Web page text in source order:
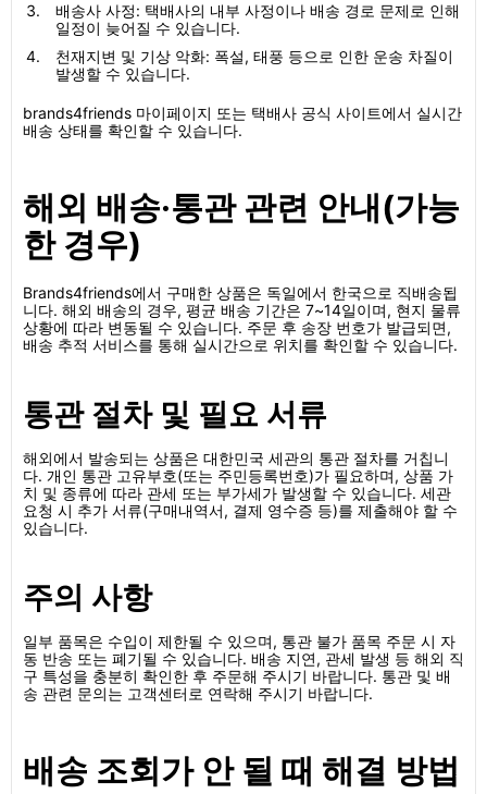
배송사 사정: 택배사의 내부 사정이나 배송 경로 문제로 인해
일정이 늦어질 수 있습니다.
천재지변 및 기상 악화: 폭설, 태풍 등으로 인한 운송 차질이
발생할 수 있습니다.
brands4friends 마이페이지 또는 택배사 공식 사이트에서 실시간
배송 상태를 확인할 수 있습니다.
해외 배송·통관 관련 안내(가능
한 경우)
Brands4friends에서 구매한 상품은 독일에서 한국으로 직배송됩
니다. 해외 배송의 경우, 평균 배송 기간은 7~14일이며, 현지 물류
상황에 따라 변동될 수 있습니다. 주문 후 송장 번호가 발급되면,
배송 추적 서비스를 통해 실시간으로 위치를 확인할 수 있습니다.
통관 절차 및 필요 서류
해외에서 발송되는 상품은 대한민국 세관의 통관 절차를 거칩니
다. 개인 통관 고유부호(또는 주민등록번호)가 필요하며, 상품 가
치 및 종류에 따라 관세 또는 부가세가 발생할 수 있습니다. 세관
요청 시 추가 서류(구매내역서, 결제 영수증 등)를 제출해야 할 수
있습니다.
주의 사항
일부 품목은 수입이 제한될 수 있으며, 통관 불가 품목 주문 시 자
동 반송 또는 폐기될 수 있습니다. 배송 지연, 관세 발생 등 해외 직
구 특성을 충분히 확인한 후 주문해 주시기 바랍니다. 통관 및 배
송 관련 문의는 고객센터로 연락해 주시기 바랍니다.
배송 조회가 안 될 때 해결 방법